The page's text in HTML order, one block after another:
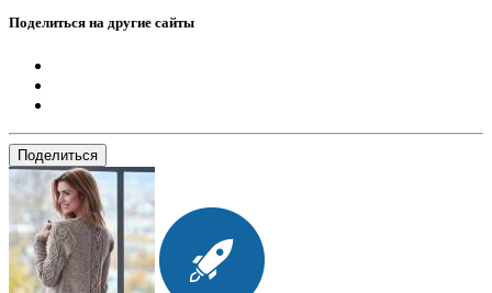
Поделиться на другие сайты
Поделиться